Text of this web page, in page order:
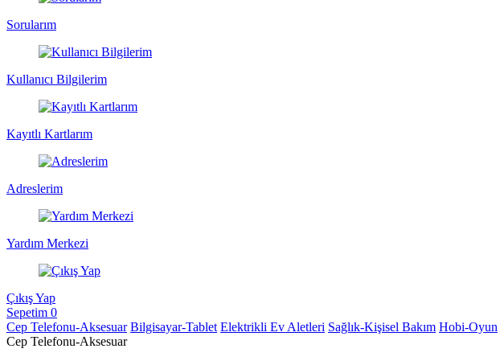
Sorularım
Kullanıcı Bilgilerim
Kayıtlı Kartlarım
Adreslerim
Yardım Merkezi
Çıkış Yap
Sepetim 0
Cep Telefonu-Aksesuar Bilgisayar-Tablet Elektrikli Ev Aletleri Sağlık-Kişisel Bakım Hobi-Oyun
Cep Telefonu-Aksesuar